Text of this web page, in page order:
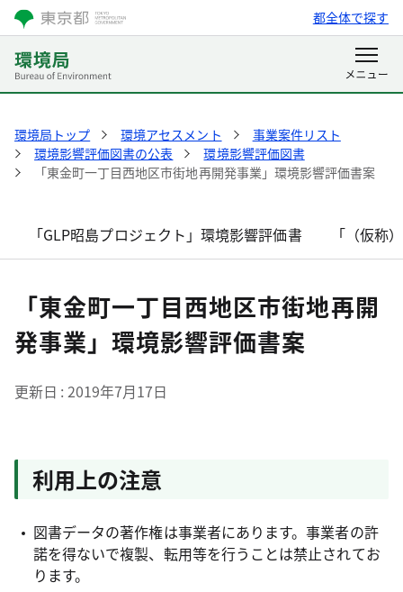
都全体で探す
環境局トップ 環境アセスメント
事業案件リスト
環境影響評価図書の公表
環境影響評価図書
「東金町一丁目西地区市街地再開発事業」環境影響評価書案
「GLP昭島プロジェクト」環境影響評価書 「（仮称
「東金町一丁目西地区市街地再開
発事業」環境影響評価書案
更新日 2019年7月17日
利用上の注意
図書データの著作権は事業者にあります。事業者の許
諾を得ないで複製、転用等を行うことは禁止されてお
ります。